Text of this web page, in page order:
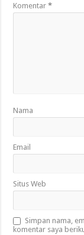
Komentar*
Nama
Email
Situs Web
Simpan nama,
komentar saya